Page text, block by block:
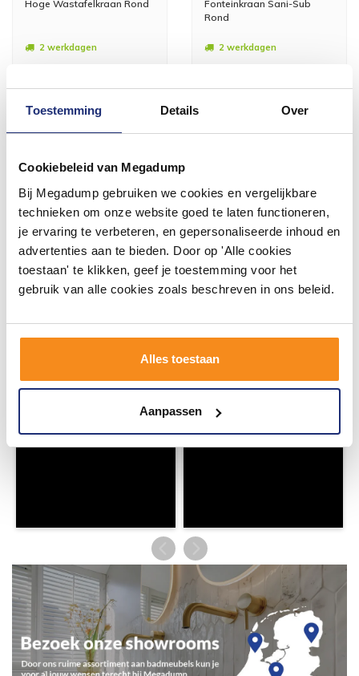
Toestemming Details Over
Cookiebeleid van Megadump
Bij Megadump gebruiken we cookies en vergelijkbare
technieken om onze website goed te laten functioneren,
je ervaring te verbeteren, en gepersonaliseerde inhoud en
advertenties aan te bieden. Door op 'Alle cookies
toestaan' te klikken, geef je toestemming voor het
gebruik van alle cookies zoals beschreven in ons beleid.
Alles toestaan
Aanpassen
Hoge Wastafelkraan Rond
2 werkdagen
Fonteinkraan Sani-Sub
Rond
2 werkdagen
#mijndroombadkamer
Wij geloven in de kracht van delen. Deel jouw
badkamer op Instagram met #mijndroombadkamer
badkamerstijlen. Doe je mee?